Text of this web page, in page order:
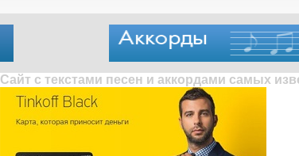
Сайт с текстами песен и аккордами самых